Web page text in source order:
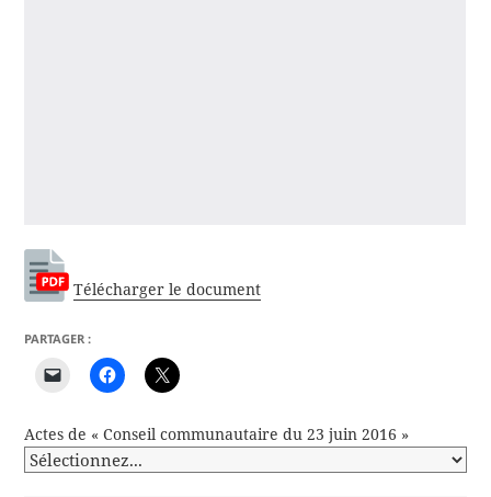
Télécharger le document
PARTAGER :
Actes de « Conseil communautaire du 23 juin 2016 »